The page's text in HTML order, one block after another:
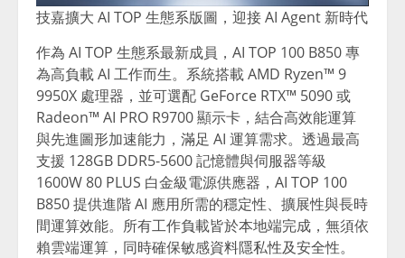
技嘉擴大 AI TOP 生態系版圖，迎接 AI Agent 新時代
作為 AI TOP 生態系最新成員，AI TOP 100 B850 專
為高負載 AI 工作而生。系統搭載 AMD Ryzen™ 9
9950X 處理器，並可選配 GeForce RTX™ 5090 或
Radeon™ AI PRO R9700 顯示卡，結合高效能運算
與先進圖形加速能力，滿足 AI 運算需求。透過最高
支援 128GB DDR5-5600 記憶體與伺服器等級
1600W 80 PLUS 白金級電源供應器，AI TOP 100
B850 提供進階 AI 應用所需的穩定性、擴展性與長時
間運算效能。所有工作負載皆於本地端完成，無須依
賴雲端運算，同時確保敏感資料隱私性及安全性。